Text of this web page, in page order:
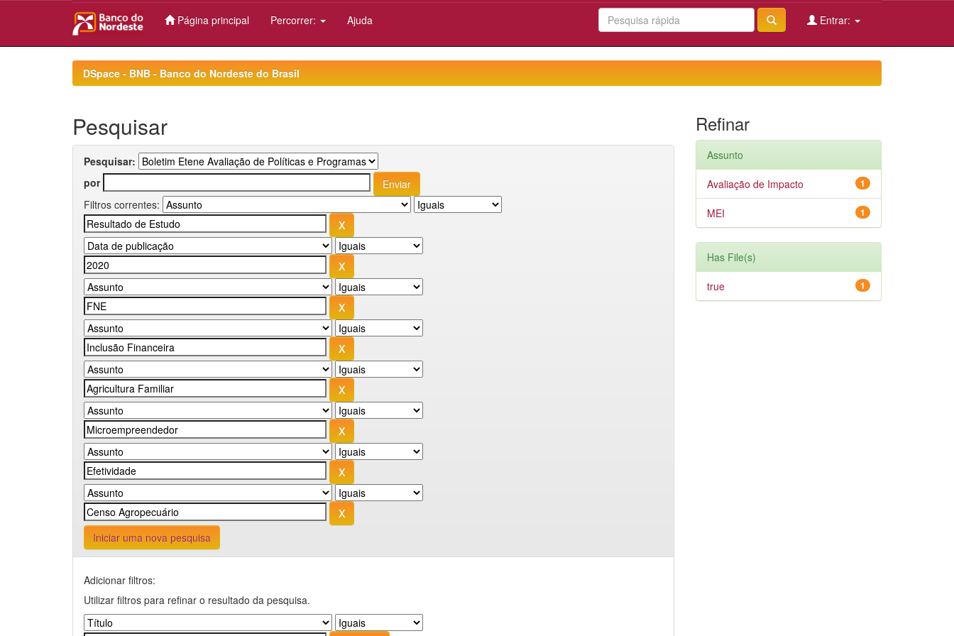
Página principal Percorrer: Ajuda Entrar:
DSpace - BNB - Banco do Nordeste do Brasil
Pesquisar
Pesquisar:
por
Filtros correntes:
Iniciar uma nova pesquisa
Adicionar filtros:
Utilizar filtros para refinar o resultado da pesquisa.
Refinar
Assunto
1
Avaliação de Impacto
1
MEI
Has File(s)
1
true